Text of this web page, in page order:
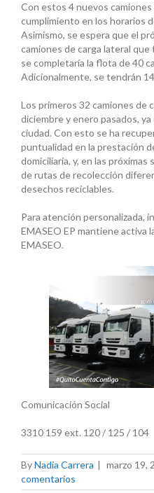
Con estos 4 nuevos
cumplimiento en los horarios
Asimismo, se espera que el
camiones de carga lateral
se completaría la flota de 40
Adicionalmente, se tendrán
Los primeros 32 camiones de
diciembre y enero pasados,
ciudad. Con esto se ha
puntualidad en la prestación
domiciliaria, y, en las próximas
de rutas de recolección
desechos reciclables.
Para atención personalizada,
EMASEO EP mantiene activa
EMASEO.
Comunicación Social
3310 159 ext. 120 / 125 / 104
ByNadia Carrera | marzo 19,
comentarios